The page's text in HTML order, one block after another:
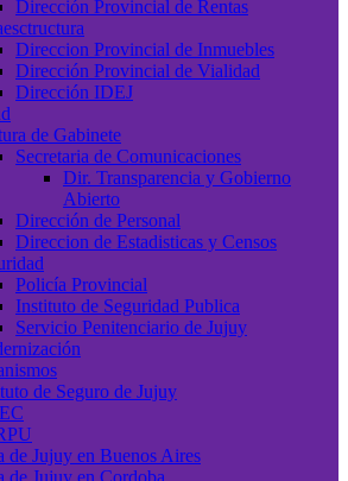
Dirección Provincial de Rentas
Direccion Provincial de Inmuebles
Dirección Provincial de Vialidad
Dirección IDEJ
de Gabinete
Secretaria de Comunicaciones
Dir. Transparencia y Gobierno
Abierto
Dirección de Personal
Direccion de Estadisticas y Censos
Policía Provincial
Instituto de Seguridad Publica
Servicio Penitenciario de Jujuy
de Seguro de Jujuy
de Jujuy en Buenos Aires
de Jujuy en Cordoba